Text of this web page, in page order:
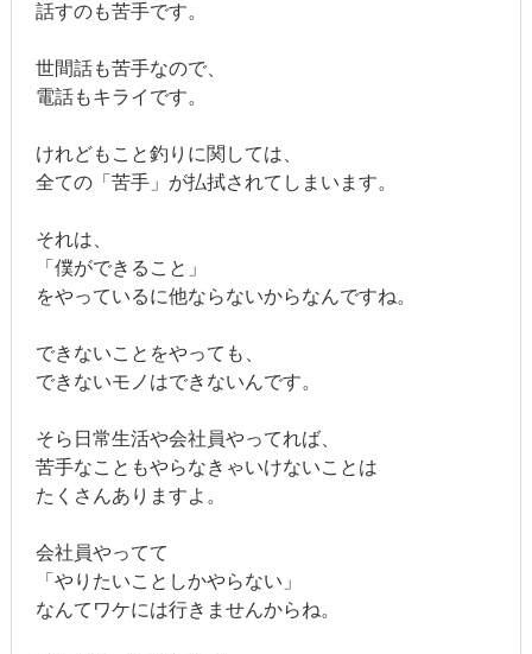
話すのも苦手です。
世間話も苦手なので、
電話もキライです。
けれどもこと釣りに関しては、
全ての「苦手」が払拭されてしまいます。
それは、
「僕ができること」
をやっているに他ならないからなんですね。
できないことをやっても、
できないモノはできないんです。
そら日常生活や会社員やってれば、
苦手なこともやらなきゃいけないことは
たくさんありますよ。
会社員やってて
「やりたいことしかやらない」
なんてワケには行きませんからね。